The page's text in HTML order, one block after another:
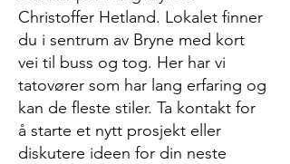
Christoffer Hetland. Lokalet finner
du i sentrum av Bryne med kort
vei til buss og tog. Her har vi
tatovører som har lang erfaring og
kan de fleste stiler. Ta kontakt for
å starte et nytt prosjekt eller
diskutere ideen for din neste